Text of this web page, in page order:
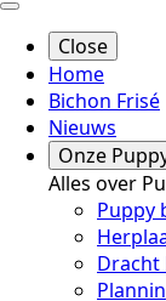
Close
Home
Bichon Frisé
Nieuws
Onze
Alles over
Puppy
Dracht